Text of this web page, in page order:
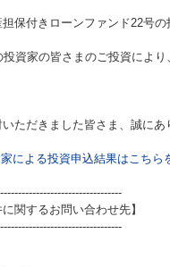
保付きローンファンド22号の
投資家の皆さまのご投資によ
いただきました皆さま、誠にあ
による投資申込結果はこちら
に関するお問い合わせ先】